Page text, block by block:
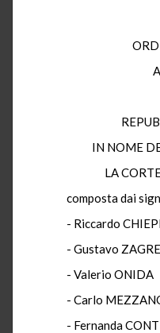
IN NOME
LA
composta dai
- Riccardo
- Gustavo
- Valerio ONIDA
- Carlo
- Fernanda